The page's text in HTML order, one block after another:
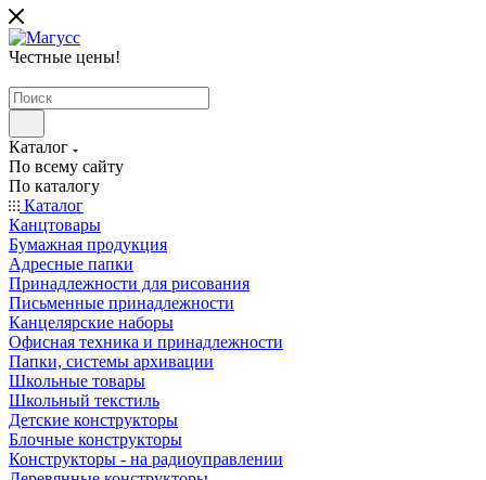
Честные цены!
Каталог
По всему сайту
По каталогу
Каталог
Канцтовары
Бумажная продукция
Адресные папки
Принадлежности для рисования
Письменные принадлежности
Канцелярские наборы
Офисная техника и принадлежности
Папки, системы архивации
Школьные товары
Школьный текстиль
Детские конструкторы
Блочные конструкторы
Конструкторы - на радиоуправлении